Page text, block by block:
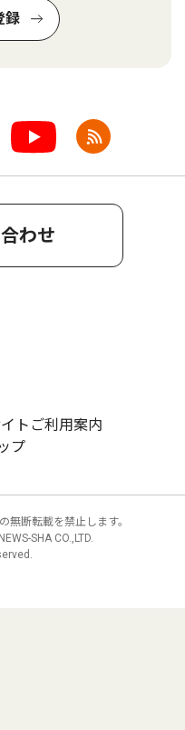
録
わせ
トご利用案内
プ
無断転載を禁止します。
SHA CO.,LTD.